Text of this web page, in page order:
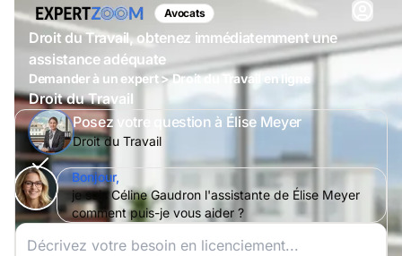
Avocats
Droit du Travail, obtenez immédiatemment une
assistance adéquate
Demander à un expert > Droit du Travail en ligne
Droit du Travail
Posez votre question à Élise Meyer
Droit du Travail
Bonjour,
je suis Céline Gaudron l'assistante de Élise Meyer
comment puis-je vous aider ?